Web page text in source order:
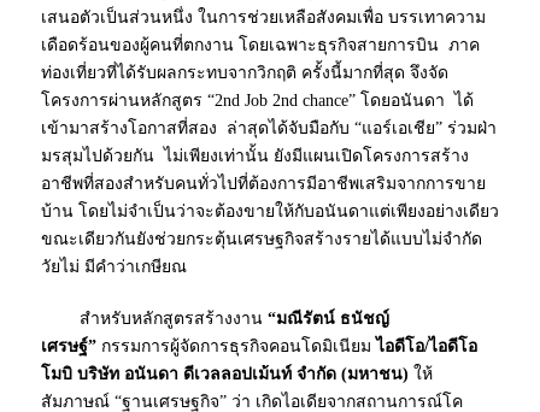
เสนอตัวเป็นส่วนหนึ่ง ในการช่วยเหลือสังคมเพื่อ บรรเทาความ
เดือดร้อนของผู้คนที่ตกงาน โดยเฉพาะธุรกิจสายการบิน ภาค
ท่องเที่ยวที่ได้รับผลกระทบจากวิกฤติ ครั้งนี้มากที่สุด จึงจัด
โครงการผ่านหลักสูตร “2nd Job 2nd chance” โดยอนันดา ได้
เข้ามาสร้างโอกาสที่สอง ล่าสุดได้จับมือกับ “แอร์เอเชีย” ร่วมฝ่า
มรสุมไปด้วยกัน ไม่เพียงเท่านั้น ยังมีแผนเปิดโครงการสร้าง
อาชีพที่สองสำหรับคนทั่วไปที่ต้องการมีอาชีพเสริมจากการขาย
บ้าน โดยไม่จำเป็นว่าจะต้องขายให้กับอนันดาแต่เพียงอย่างเดียว
ขณะเดียวกันยังช่วยกระตุ้นเศรษฐกิจสร้างรายได้แบบไม่จำกัด
วัยไม่ มีคำว่าเกษียณ
สำหรับหลักสูตรสร้างงาน “มณีรัตน์ ธนัชญ์
เศรษฐ์” กรรมการผู้จัดการธุรกิจคอนโดมิเนียม ไอดีโอ/ไอดีโอ
โมบิ บริษัท อนันดา ดีเวลลอปเม้นท์ จำกัด (มหาชน) ให้
สัมภาษณ์ “ฐานเศรษฐกิจ” ว่า เกิดไอเดียจากสถานการณ์โค